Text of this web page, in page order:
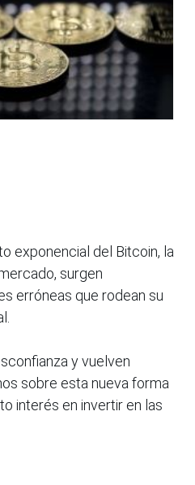
exponencial del Bitcoin, la
surgen
erróneas que rodean su
y vuelven
sobre esta nueva forma
interés en invertir en las